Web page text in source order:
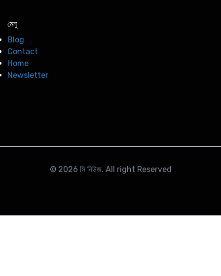
মেনু
Blog
Contact
Home
Newsletter
© 2026 সি নিউজ. All right Reserved